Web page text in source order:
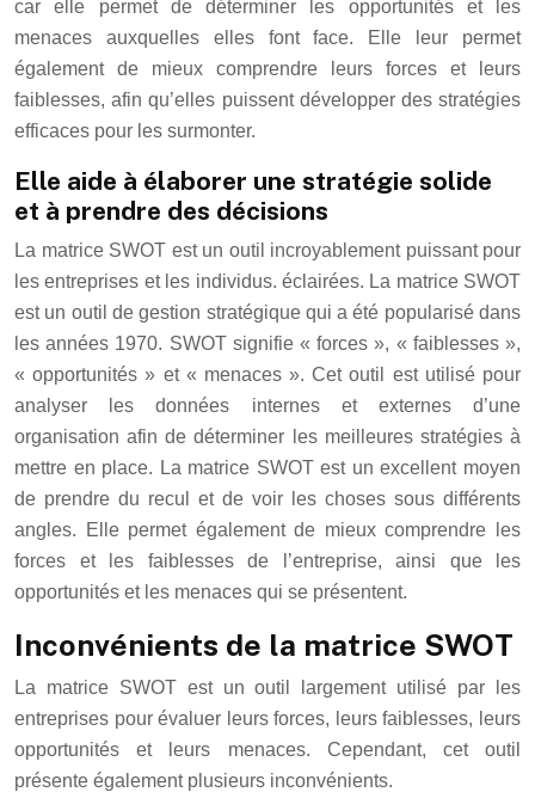
car elle permet de déterminer les opportunités et les
menaces auxquelles elles font face. Elle leur permet
également de mieux comprendre leurs forces et leurs
faiblesses, afin qu’elles puissent développer des stratégies
efficaces pour les surmonter.
Elle aide à élaborer une stratégie solide
et à prendre des décisions
La matrice SWOT est un outil incroyablement puissant pour
les entreprises et les individus. éclairées. La matrice SWOT
est un outil de gestion stratégique qui a été popularisé dans
les années 1970. SWOT signifie « forces », « faiblesses »,
« opportunités » et « menaces ». Cet outil est utilisé pour
analyser les données internes et externes d’une
organisation afin de déterminer les meilleures stratégies à
mettre en place. La matrice SWOT est un excellent moyen
de prendre du recul et de voir les choses sous différents
angles. Elle permet également de mieux comprendre les
forces et les faiblesses de l’entreprise, ainsi que les
opportunités et les menaces qui se présentent.
Inconvénients de la matrice SWOT
La matrice SWOT est un outil largement utilisé par les
entreprises pour évaluer leurs forces, leurs faiblesses, leurs
opportunités et leurs menaces. Cependant, cet outil
présente également plusieurs inconvénients.